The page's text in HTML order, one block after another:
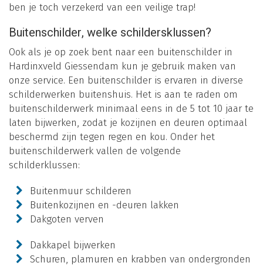
ben je toch verzekerd van een veilige trap!
Buitenschilder, welke schildersklussen?
Ook als je op zoek bent naar een buitenschilder in
Hardinxveld Giessendam kun je gebruik maken van
onze service. Een buitenschilder is ervaren in diverse
schilderwerken buitenshuis. Het is aan te raden om
buitenschilderwerk minimaal eens in de 5 tot 10 jaar te
laten bijwerken, zodat je kozijnen en deuren optimaal
beschermd zijn tegen regen en kou. Onder het
buitenschilderwerk vallen de volgende
schilderklussen:
Buitenmuur schilderen
Buitenkozijnen en -deuren lakken
Dakgoten verven
Dakkapel bijwerken
Schuren, plamuren en krabben van ondergronden